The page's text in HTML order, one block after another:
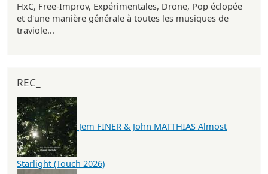
HxC, Free-Improv, Expérimentales, Drone, Pop éclopée
et d'une manière générale à toutes les musiques de
traviole...
REC_
Jem FINER & John MATTHIAS Almost
Starlight (Touch 2026)